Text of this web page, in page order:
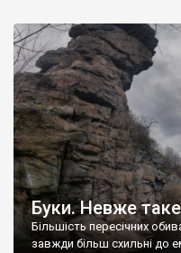
Буки. Невже таке
Більшість пересічних
завжди більш схильні до